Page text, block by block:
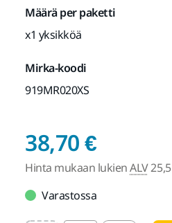
Määrä per paketti
x1 yksikköä
Mirka-koodi
919MR020XS
38,70 €Hinta
Hinta mukaan lukienALV
Varastossa